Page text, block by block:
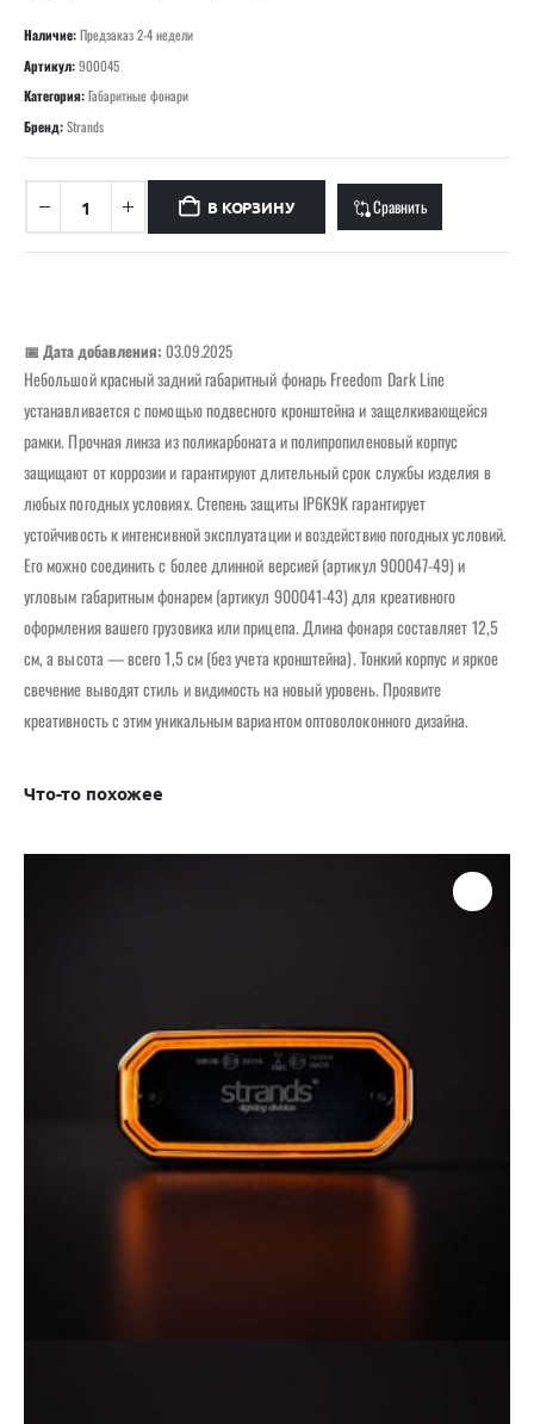
Наличие:Предзаказ 2-4 недели
Артикул:900045
Категория:Габаритные фонари
Бренд:Strands
В КОРЗИНУ Сравнить
📅 Дата добавления: 03.09.2025
Небольшой красный задний габаритный фонарь Freedom Dark Line
устанавливается с помощью подвесного кронштейна и защелкивающейся
рамки. Прочная линза из поликарбоната и полипропиленовый корпус
защищают от коррозии и гарантируют длительный срок службы изделия в
любых погодных условиях. Степень защиты IP6K9K гарантирует
устойчивость к интенсивной эксплуатации и воздействию погодных условий.
Его можно соединить с более длинной версией (артикул 900047-49) и
угловым габаритным фонарем (артикул 900041-43) для креативного
оформления вашего грузовика или прицепа. Длина фонаря составляет 12,5
см, а высота — всего 1,5 см (без учета кронштейна). Тонкий корпус и яркое
свечение выводят стиль и видимость на новый уровень. Проявите
креативность с этим уникальным вариантом оптоволоконного дизайна.
Что-то похожее